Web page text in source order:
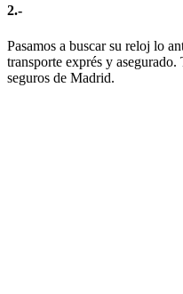
2.-
Pasamos a buscar su reloj lo
transporte exprés y
seguros de Madrid.